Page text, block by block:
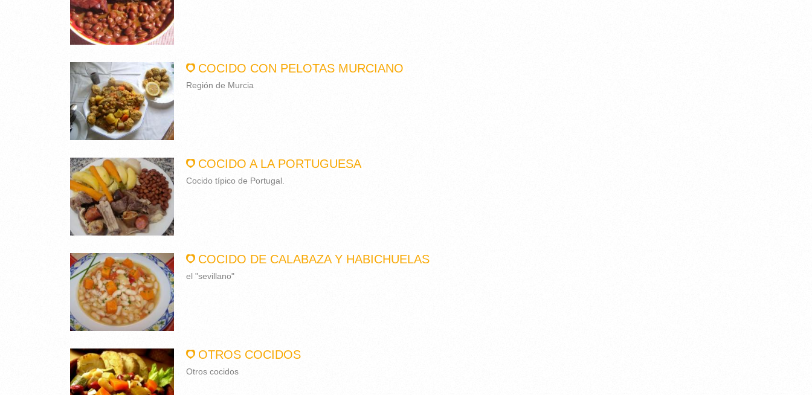
COCIDO CON PELOTAS MURCIANO
Región de Murcia
COCIDO A LA PORTUGUESA
Cocido típico de Portugal.
COCIDO DE CALABAZA Y HABICHUELAS
el "sevillano"
OTROS COCIDOS
Otros cocidos